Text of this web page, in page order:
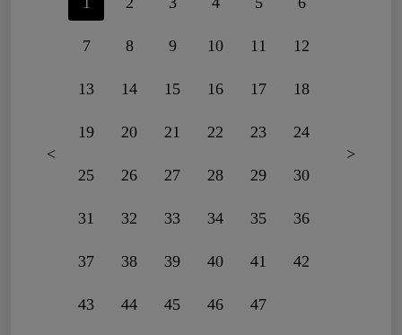
<
7 8 9 10 11 12
13 14 15 16 17 18
19 20 21 22 23 24
25 26 27 28 29 30
31 32 33 34 35 36
37 38 39 40 41 42
43 44 45 46 47
>